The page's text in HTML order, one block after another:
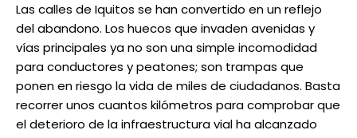
Las calles de Iquitos se han convertido en un reflejo
del abandono. Los huecos que invaden avenidas y
vías principales ya no son una simple incomodidad
para conductores y peatones; son trampas que
ponen en riesgo la vida de miles de ciudadanos. Basta
recorrer unos cuantos kilómetros para comprobar que
el deterioro de la infraestructura vial ha alcanzado